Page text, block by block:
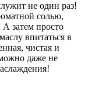
не один раз!
солью,
затем просто
впитаться в
чистая и
даже не